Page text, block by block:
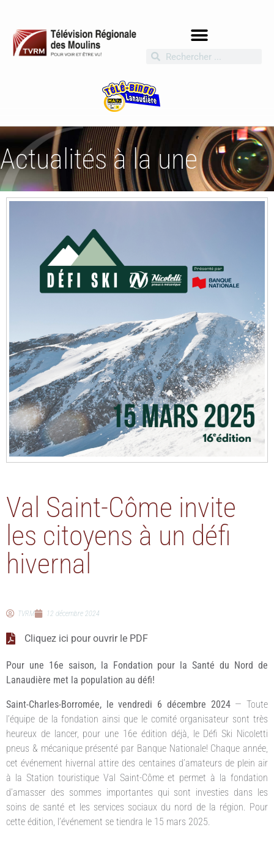
Actualités à la une
Val Saint-Côme invite
les citoyens à un défi
hivernal
TVRM 12 décembre 2024
Cliquez ici pour ouvrir le PDF
Pour une 16e saison, la Fondation pour la Santé du Nord de
Lanaudière met la population au défi!
Saint-Charles-Borromée, le vendredi 6 décembre 2024— Toute
l’équipe de la fondation ainsi que le comité organisateur sont très
heureux de lancer, pour une 16e édition déjà, le Défi Ski Nicoletti
pneus & mécanique présenté par Banque Nationale! Chaque année,
cet événement hivernal attire des centaines d’amateurs de plein air
à la Station touristique Val Saint-Côme et permet à la fondation
d’amasser des sommes importantes qui sont investies dans les
soins de santé et les services sociaux du nord de la région. Pour
cette édition, l’événement se tiendra le 15 mars 2025.